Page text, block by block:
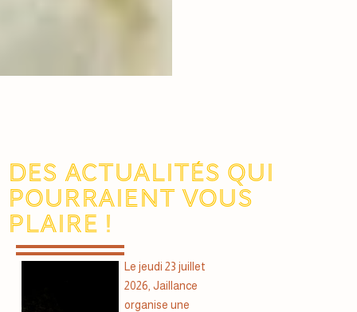
Des actualités qui
pourraient vous
plaire !
Le jeudi 23 juillet
2026, Jaillance
organise une